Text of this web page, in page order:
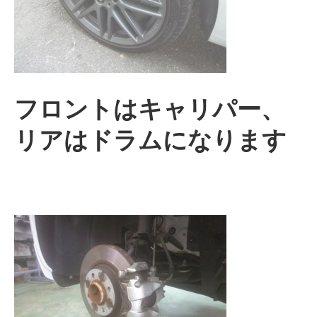
フロントはキャリパー、
リアはドラムになります